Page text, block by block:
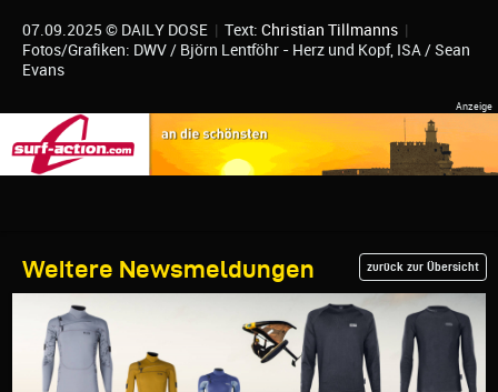
07.09.2025 © DAILY DOSE | Text: Christian Tillmanns |
Fotos/Grafiken: DWV / Björn Lentföhr - Herz und Kopf, ISA / Sean
Evans
Weitere Newsmeldungen zurück zur Übersicht